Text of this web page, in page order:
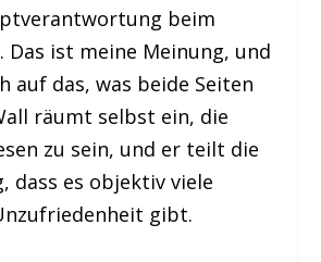
beim
Das ist meine Meinung, und
auf das, was beide Seiten
räumt selbst ein, die
zu sein, und er teilt die
dass es objektiv viele
gibt.